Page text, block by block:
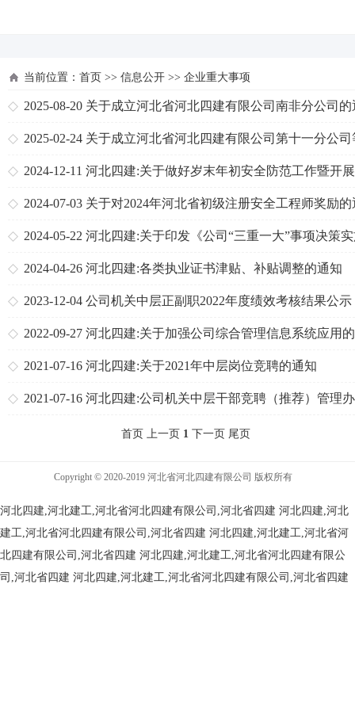
当前位置： 首页 >> 信息公开 >> 企业重大事项
2025-08-20 关于成立河北省河北四建有限公司南非分公司的
2025-02-24 关于成立河北省河北四建有限公司第十一分公司
支机构的通知
2024-12-11 河北四建:关于做好岁末年初安全防范工作暨开
冬明春安全生产风险隐患排查整治专项行动的通知
2024-07-03 关于对2024年河北省初级注册安全工程师奖励的
2024-05-22 河北四建:关于印发《公司“三重一大”事项决策
案》的通知
2024-04-26 河北四建:各类执业证书津贴、补贴调整的通知
2023-12-04 公司机关中层正副职2022年度绩效考核结果公示
2022-09-27 河北四建:关于加强公司综合管理信息系统应用
知
2021-07-16 河北四建:关于2021年中层岗位竞聘的通知
2021-07-16 河北四建:公司机关中层干部竞聘（推荐）管理
首页 上一页 1 下一页 尾页
Copyright © 2020-2019 河北省河北四建有限公司 版权所有
河北四建,河北建工,河北省河北四建有限公司,河北省四建 河北四建,河北
建工,河北省河北四建有限公司,河北省四建 河北四建,河北建工,河北省河
北四建有限公司,河北省四建 河北四建,河北建工,河北省河北四建有限公
司,河北省四建 河北四建,河北建工,河北省河北四建有限公司,河北省四建